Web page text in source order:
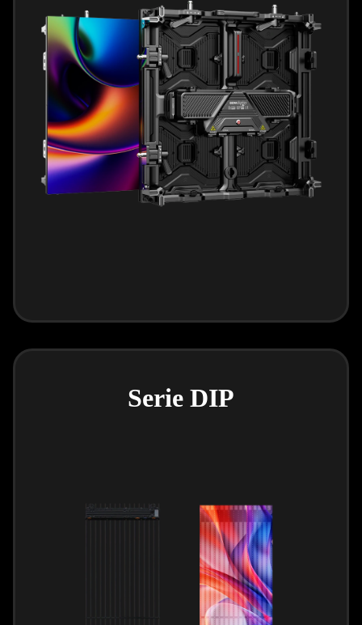
Serie DIP